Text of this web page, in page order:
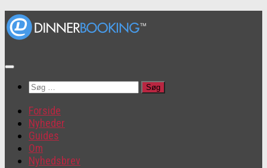
Søg
Forside
Nyheder
Guides
Om
Nyhedsbrev